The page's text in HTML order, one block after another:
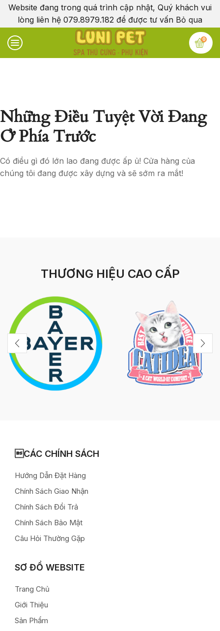
Website đang trong quá trình cập nhật, Quý khách vui
lòng liên hệ 079.8979.182 để được tư vấn Bỏ qua
0
Những Điều Tuyệt Vời Đang
Ở Phía Trước
Có điều gì đó lớn lao đang được ấp ủ! Cửa hàng của
chúng tôi đang được xây dựng và sẽ sớm ra mắt!
THƯƠNG HIỆU CAO CẤP
CÁC CHÍNH SÁCH
Hướng Dẫn Đặt Hàng
Chính Sách Giao Nhận
Chính Sách Đổi Trả
Chính Sách Bảo Mật
Câu Hỏi Thường Gặp
SƠ ĐỒ WEBSITE
Trang Chủ
Giới Thiệu
Sản Phẩm